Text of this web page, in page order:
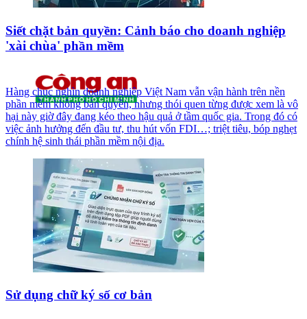
Siết chặt bản quyền: Cảnh báo cho doanh nghiệp
'xài chùa' phần mềm
Hàng chục nghìn doanh nghiệp Việt Nam vẫn vận hành trên nền
phần mềm không bản quyền, nhưng thói quen từng được xem là vô
hại này giờ đây đang kéo theo hậu quả ở tầm quốc gia. Trong đó có
việc ảnh hưởng đến đầu tư, thu hút vốn FDI…; triệt tiêu, bóp nghẹt
chính hệ sinh thái phần mềm nội địa.
Sử dụng chữ ký số cơ bản